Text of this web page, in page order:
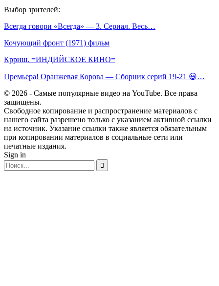
Выбор зрителей:
Всегда говори «Всегда» — 3. Сериал. Весь…
Кочующий фронт (1971) фильм
Крриш. =ИНДИЙСКОЕ КИНО=
Премьера! Оранжевая Корова — Сборник серий 19-21 😃…
© 2026 - Самые популярные видео на YouTube. Все права
защищены.
Свободное копирование и распространение материалов с
нашего сайта разрешено только с указанием активной ссылки
на источник. Указание ссылки также является обязательным
при копировании материалов в социальные сети или
печатные издания.
Sign in